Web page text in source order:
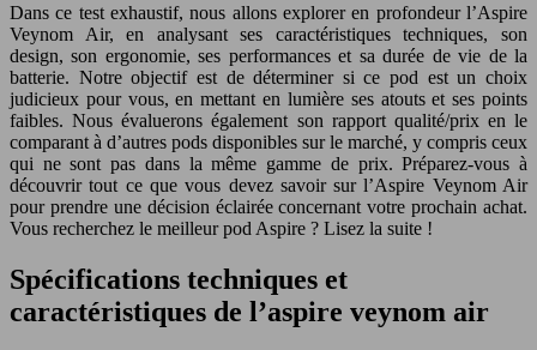
Dans ce test exhaustif, nous allons explorer en profondeur l’Aspire
Veynom Air, en analysant ses caractéristiques techniques, son
design, son ergonomie, ses performances et sa durée de vie de la
batterie. Notre objectif est de déterminer si ce pod est un choix
judicieux pour vous, en mettant en lumière ses atouts et ses points
faibles. Nous évaluerons également son rapport qualité/prix en le
comparant à d’autres pods disponibles sur le marché, y compris ceux
qui ne sont pas dans la même gamme de prix. Préparez-vous à
découvrir tout ce que vous devez savoir sur l’Aspire Veynom Air
pour prendre une décision éclairée concernant votre prochain achat.
Vous recherchez le meilleur pod Aspire ? Lisez la suite !
Spécifications techniques et
caractéristiques de l’aspire veynom air